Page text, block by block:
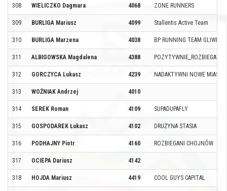
308 WIELICZKO Dagmara 4068 ZONE RUNNERS
309 BURLIGA Mariusz 4099 Stallentis Active Team
310 BURLIGA Marzena 4038 BP RUNNING TEAM GLIWICE
311 ALBIGOWSKA Magdalena 4388 POZYTYWNIE_ROZBIEGANA
312 GORCZYCA Lukasz 4239 NADAKTYWNI NOWE
313 WOŹNIAK Andrzej 4010
314 SEREK Roman 4109 SUPADUPAFLY
315 GOSPODAREK Łukasz 4102 DRUŻYNA STASIA
316 PODHAJNY Piotr 4160 ROZBIEGANI CHOJNÓW
317 OCIEPA Dariusz 4142
318 HOJDA Mariusz 4419 COOL GUYS CAPITAL